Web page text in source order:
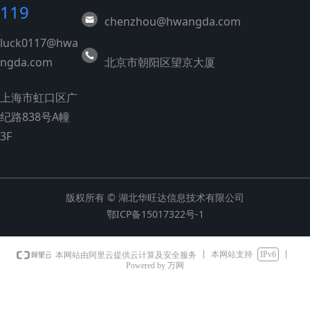
119
luck0117@hwa
ngda.com
上海市虹口区广
纪路838号A幢
3F
版权所有 © 湖北华旺达信息技术有限公司
鄂ICP备15017322号-1
chenzhou@hwangda.com
北京市朝阳区望京大厦
本网站由阿里云提供云计算及安全服务 本网站支持
IPv6
Powered by 万网